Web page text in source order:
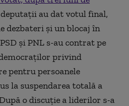
au dat votul final,
dezbateri și un blocaj în
și PNL s-au contrat pe
privind
pentru persoanele
la suspendarea totală a
o discuție a liderilor s-a